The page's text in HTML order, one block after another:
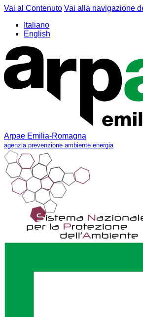
Vai al Contenuto Vai alla navigazione
Italiano
English
Arpae Emilia-Romagna
agenzia prevenzione ambiente energia